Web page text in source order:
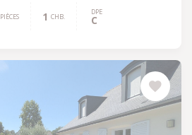
PIÈCES 1 CHB. DPE
C